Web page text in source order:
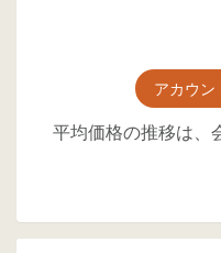
アカウン
平均価格の推移は、